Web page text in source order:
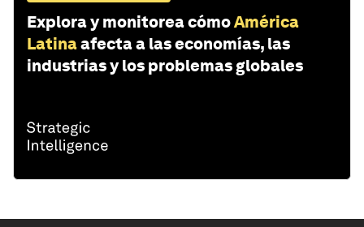
Explora y monitorea cómoAmérica
Latinaafecta a las economías, las
industrias y los problemas globales